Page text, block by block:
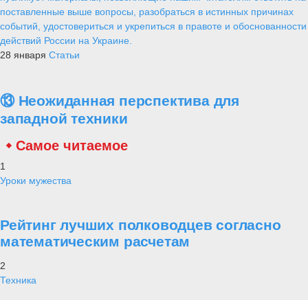
поставленные выше вопросы, разобраться в истинных причинах
событий, удостовериться и укрепиться в правоте и обоснованности
действий России на Украине.
28 января Статьи
⑬ Неожиданная перспектива для
западной техники
Самое читаемое
1
Уроки мужества
Рейтинг лучших полководцев согласно
математическим расчетам
2
Техника